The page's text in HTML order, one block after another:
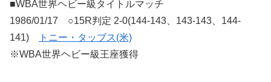
■WBA世界ヘビー級タイトルマッチ
1986/01/17 ○15R判定 2-0(144-143、143-143、144-
141)
トニー・タッブス(米)
※WBA世界ヘビー級王座獲得